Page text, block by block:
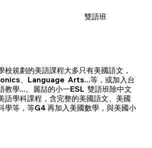
雙語班
規劃的美語課程大多只有美國語文，
、Language Arts...等，或加入台
教學...。麗喆的小一ESL 雙語班除中文
語學科課程，含完整的美國語文、美國
學等，等G4 再加入美國數學，與美國小